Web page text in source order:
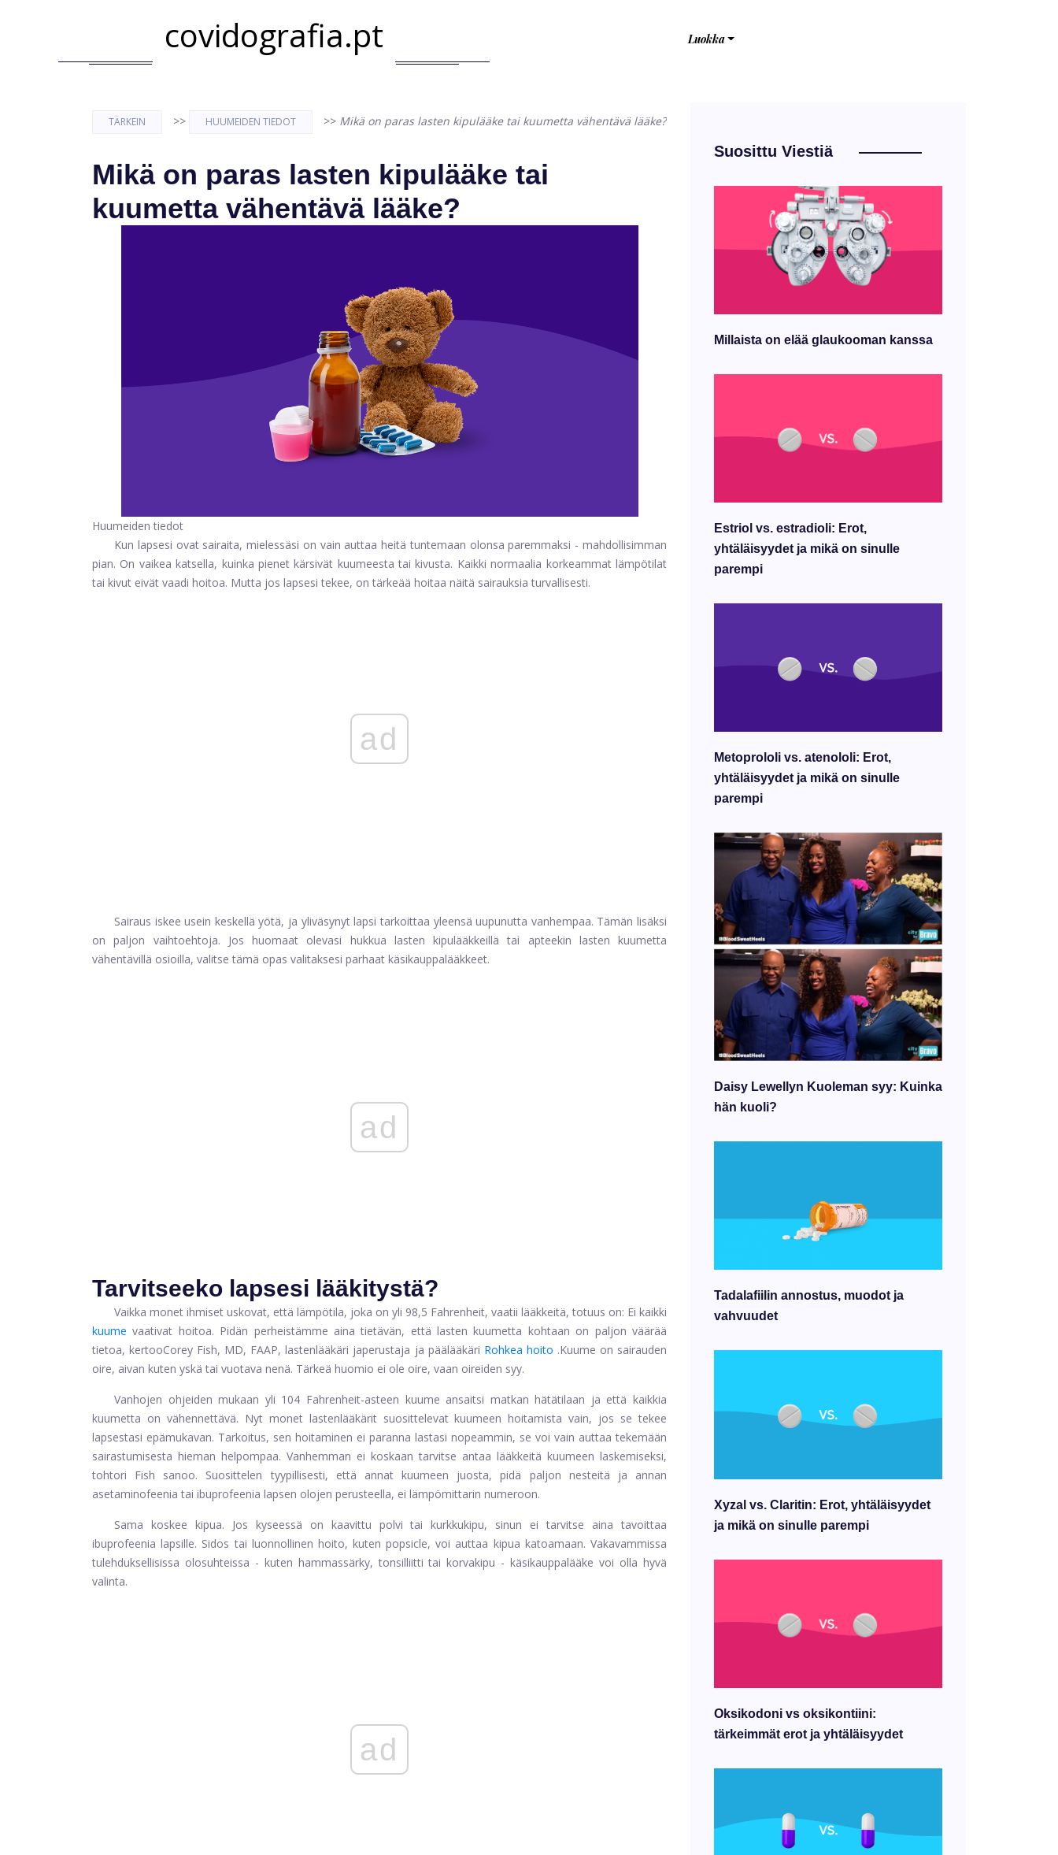
covidografia.pt Luokka
TÄRKEIN >> HUUMEIDEN TIEDOT >> Mikä on paras lasten kipulääke tai kuumetta vähentävä lääke?
Mikä on paras lasten kipulääke tai
kuumetta vähentävä lääke?
Huumeiden tiedot
Kun lapsesi ovat sairaita, mielessäsi on vain auttaa heitä tuntemaan olonsa paremmaksi - mahdollisimman
pian. On vaikea katsella, kuinka pienet kärsivät kuumeesta tai kivusta. Kaikki normaalia korkeammat lämpötilat
tai kivut eivät vaadi hoitoa. Mutta jos lapsesi tekee, on tärkeää hoitaa näitä sairauksia turvallisesti.
ad
Sairaus iskee usein keskellä yötä, ja yliväsynyt lapsi tarkoittaa yleensä uupunutta vanhempaa. Tämän lisäksi
on paljon vaihtoehtoja. Jos huomaat olevasi hukkua lasten kipulääkkeillä tai apteekin lasten kuumetta
vähentävillä osioilla, valitse tämä opas valitaksesi parhaat käsikauppalääkkeet.
ad
Tarvitseeko lapsesi lääkitystä?
Vaikka monet ihmiset uskovat, että lämpötila, joka on yli 98,5 Fahrenheit, vaatii lääkkeitä, totuus on: Ei kaikki
kuume vaativat hoitoa. Pidän perheistämme aina tietävän, että lasten kuumetta kohtaan on paljon väärää
tietoa, kertooCorey Fish, MD, FAAP, lastenlääkäri japerustaja ja päälääkäri Rohkea hoito .Kuume on sairauden
oire, aivan kuten yskä tai vuotava nenä. Tärkeä huomio ei ole oire, vaan oireiden syy.
Vanhojen ohjeiden mukaan yli 104 Fahrenheit-asteen kuume ansaitsi matkan hätätilaan ja että kaikkia
kuumetta on vähennettävä. Nyt monet lastenlääkärit suosittelevat kuumeen hoitamista vain, jos se tekee
lapsestasi epämukavan. Tarkoitus, sen hoitaminen ei paranna lastasi nopeammin, se voi vain auttaa tekemään
sairastumisesta hieman helpompaa. Vanhemman ei koskaan tarvitse antaa lääkkeitä kuumeen laskemiseksi,
tohtori Fish sanoo. Suosittelen tyypillisesti, että annat kuumeen juosta, pidä paljon nesteitä ja annan
asetaminofeenia tai ibuprofeenia lapsen olojen perusteella, ei lämpömittarin numeroon.
Sama koskee kipua. Jos kyseessä on kaavittu polvi tai kurkkukipu, sinun ei tarvitse aina tavoittaa
ibuprofeenia lapsille. Sidos tai luonnollinen hoito, kuten popsicle, voi auttaa kipua katoamaan. Vakavammissa
tulehduksellisissa olosuhteissa - kuten hammassärky, tonsilliitti tai korvakipu - käsikauppalääke voi olla hyvä
valinta.
ad
Suosittu Viestiä
Millaista on elää glaukooman kanssa
Estriol vs. estradioli: Erot,
yhtäläisyydet ja mikä on sinulle
parempi
Metoprololi vs. atenololi: Erot,
yhtäläisyydet ja mikä on sinulle
parempi
Daisy Lewellyn Kuoleman syy: Kuinka
hän kuoli?
Tadalafiilin annostus, muodot ja
vahvuudet
Xyzal vs. Claritin: Erot, yhtäläisyydet
ja mikä on sinulle parempi
Oksikodoni vs oksikontiini:
tärkeimmät erot ja yhtäläisyydet